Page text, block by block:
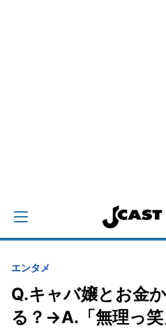
エンタメ
Q.キャバ嬢とお金
る？→A.「無理っ